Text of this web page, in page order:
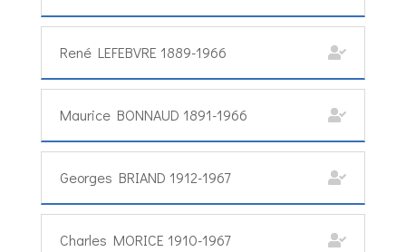
René LEFEBVRE 1889-1966
Maurice BONNAUD 1891-1966
Georges BRIAND 1912-1967
Charles MORICE 1910-1967